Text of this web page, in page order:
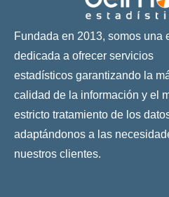
Fundada en 2013, somos una
dedicada a ofrecer servicios
estadísticos garantizando la
calidad de la información y el
estricto tratamiento de los
adaptándonos a las
nuestros clientes.